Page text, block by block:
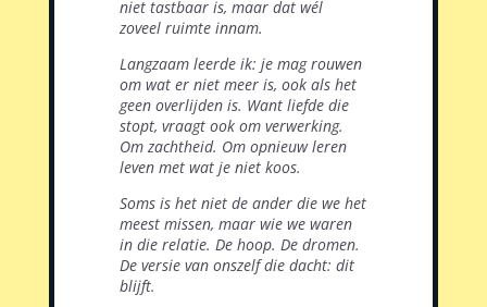
niet tastbaar is, maar dat wél
zoveel ruimte innam.
Langzaam leerde ik: je mag rouwen
om wat er niet meer is, ook als het
geen overlijden is. Want liefde die
stopt, vraagt ook om verwerking.
Om zachtheid. Om opnieuw leren
leven met wat je niet koos.
Soms is het niet de ander die we het
meest missen, maar wie we waren
in die relatie. De hoop. De dromen.
De versie van onszelf die dacht: dit
blijft.